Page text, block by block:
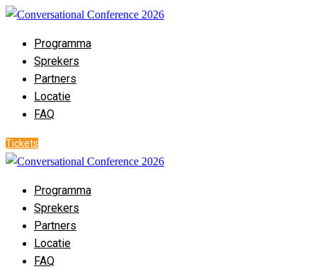
Programma
Sprekers
Partners
Locatie
FAQ
Tickets
Programma
Sprekers
Partners
Locatie
FAQ